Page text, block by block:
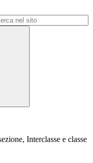
Interclasse e classe